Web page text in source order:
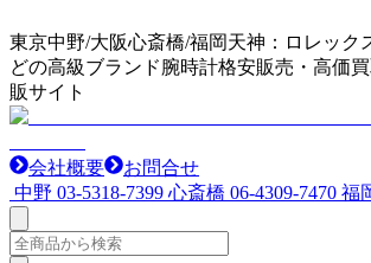
東京中野/大阪心斎橋/福岡天神：ロレック
どの高級ブランド腕時計格安販売・高価
販サイト
会社概要
お問合せ
中野 03-5318-7399 心斎橋 06-4309-7470 福